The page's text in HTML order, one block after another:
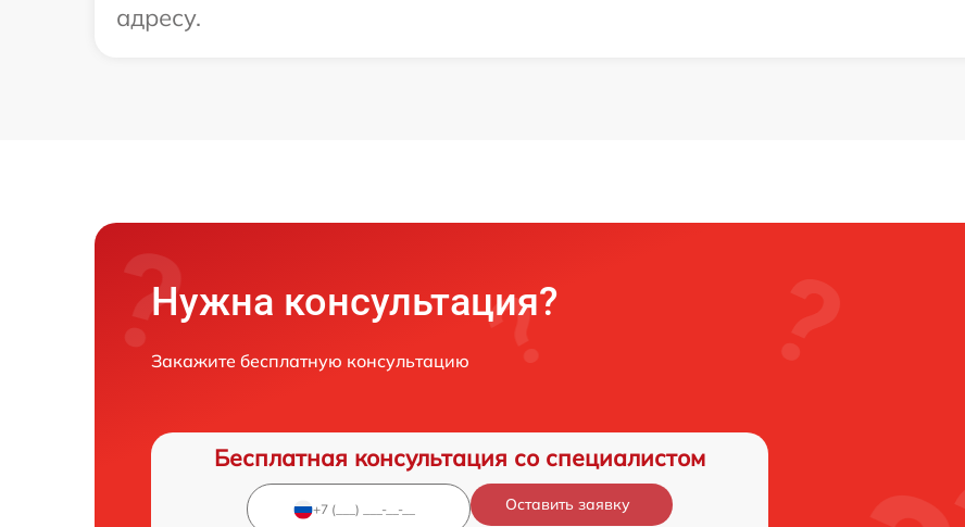
адресу.
Нужна консультация?
Закажите бесплатную консультацию
Бесплатная консультация со специалистом
Оставить заявку